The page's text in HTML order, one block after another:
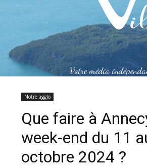
Votre média
Notre agglo
Que faire à
week-end du 11
octobre 2024 ?